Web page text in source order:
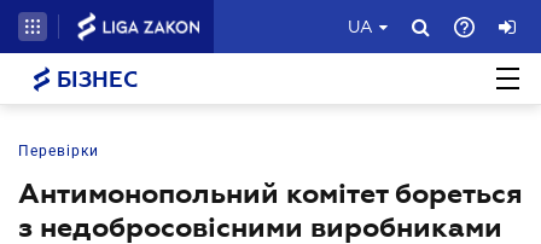
UA
БІЗНЕС
Перевірки
Антимонопольний комітет бореться
з недобросовісними виробниками